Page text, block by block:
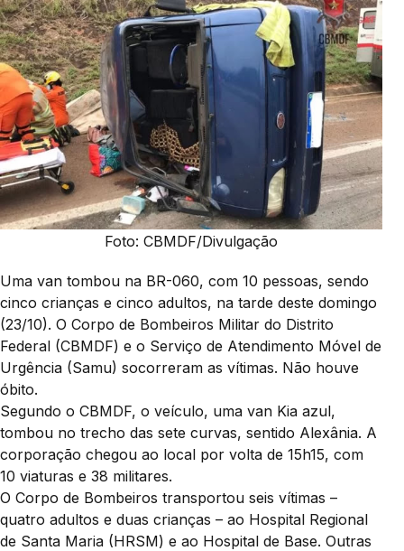
Foto: CBMDF/Divulgação
Uma van tombou na BR-060, com 10 pessoas, sendo
cinco crianças e cinco adultos, na tarde deste domingo
(23/10). O Corpo de Bombeiros Militar do Distrito
Federal (CBMDF) e o Serviço de Atendimento Móvel de
Urgência (Samu) socorreram as vítimas. Não houve
óbito.
Segundo o CBMDF, o veículo, uma van Kia azul,
tombou no trecho das sete curvas, sentido Alexânia. A
corporação chegou ao local por volta de 15h15, com
10 viaturas e 38 militares.
O Corpo de Bombeiros transportou seis vítimas –
quatro adultos e duas crianças – ao Hospital Regional
de Santa Maria (HRSM) e ao Hospital de Base. Outras